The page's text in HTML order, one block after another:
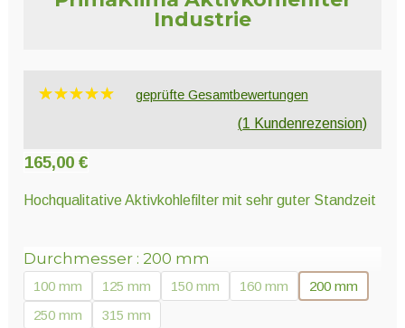
Pflanzenschutz und Biozide
Saatgut
Ernte und Verarbeitung
Sonstiges
öffnen
Industrie
von 5,
basierend
Kundenbe
geprüfte Gesamtbewertungen
(1 Kundenrezension)
165,00 €
Hochqualitative Aktivkohlefilter mit sehr guter Standzeit
Durchmesser 200 mm
100 mm 125 mm 150 mm 160 mm
200 mm
250 mm
315 mm